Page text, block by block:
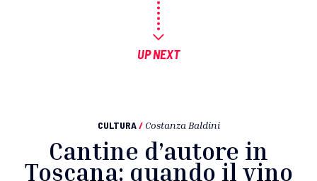
UP NEXT
CULTURA / Costanza Baldini
Cantine d’autore in
Toscana: quando il vino